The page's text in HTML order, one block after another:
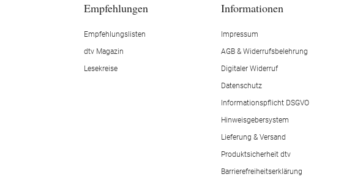
Empfehlungen
Empfehlungslisten
dtv Magazin
Lesekreise
Informationen
Impressum
AGB & Widerrufsbelehrung
Digitaler Widerruf
Datenschutz
Informationspflicht DSGVO
Hinweisgebersystem
Lieferung & Versand
Produktsicherheit dtv
Barrierefreiheitserklärung